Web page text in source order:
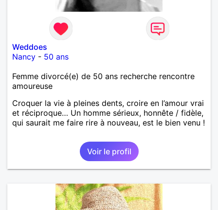
Weddoes
Nancy - 50 ans
Femme divorcé(e) de 50 ans recherche rencontre
amoureuse
Croquer la vie à pleines dents, croire en l’amour vrai
et réciproque… Un homme sérieux, honnête / fidèle,
qui saurait me faire rire à nouveau, est le bien venu !
Voir le profil